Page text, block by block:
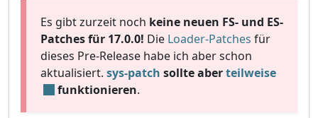
Es gibt zurzeit noch keine neuen FS- und ES-
Patches für 17.0.0! Die Loader-Patches für
dieses Pre-Release habe ich aber schon
aktualisiert. sys-patch sollte aberteilweise
funktionieren.